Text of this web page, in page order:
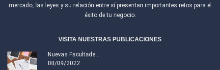
mercado, las leyes y su relación entre sí presentan importantes retos para el
éxito de tu negocio.
VISITA NUESTRAS PUBLICACIONES
Nuevas Facultade...
08/09/2022